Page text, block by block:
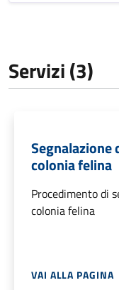
Servizi (3)
Segnalazione
colonia felina
Procedimento di
colonia felina
VAI ALLA PAGINA